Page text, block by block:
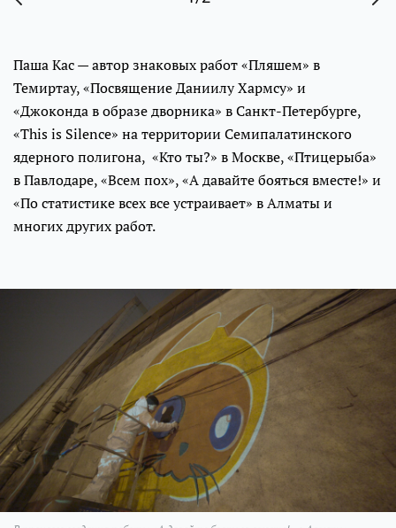
Паша Кас — автор знаковых работ «Пляшем» в
Темиртау, «Посвящение Даниилу Хармсу» и
«Джоконда в образе дворника» в Санкт-Петербурге,
«This is Silence» на территории Семипалатинского
ядерного полигона, «Кто ты?» в Москве, «Птицерыба»
в Павлодаре, «Всем пох», «А давайте бояться вместе!» и
«По статистике всех все устраивает» в Алматы и
многих других работ.